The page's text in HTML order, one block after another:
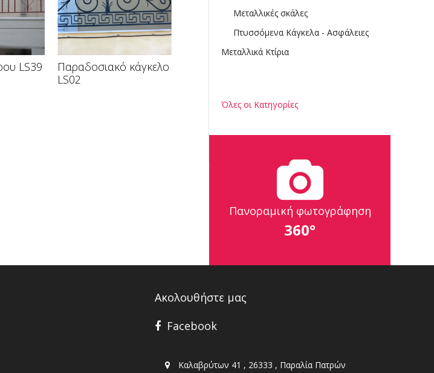
LS39
Παραδοσιακό κάγκελο
LS02
Μεταλλικές σκάλες
Πτυσσόμενα Κάγκελα - Ασφάλειες
Μεταλλικά Κτίρια
Όλες οι Κατηγορίες
Πανοραμική φωτογράφηση
360°
Ακολουθήστε μας
Facebook
Καλαβρύτων 41 , 26333 , Παραλία Πατρών